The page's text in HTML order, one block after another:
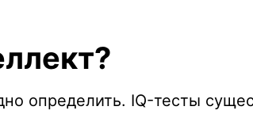
определить. IQ-тесты